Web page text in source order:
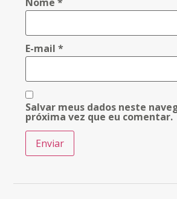
E-mail*
Salvar meus dados neste
próxima vez que eu comentar.